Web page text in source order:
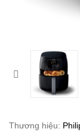
Thương hiệu: